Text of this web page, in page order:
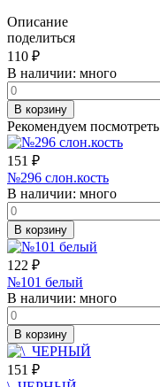
Описание
поделиться
110 ₽
В наличии: много
В корзину
Рекомендуем посмотреть
151 ₽
№296 слон.кость
В наличии: много
В корзину
122 ₽
№101 белый
В наличии: много
В корзину
151 ₽